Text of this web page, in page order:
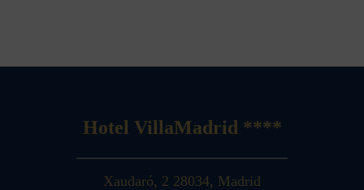
Hotel VillaMadrid ****
Xaudaró, 2 28034, Madrid